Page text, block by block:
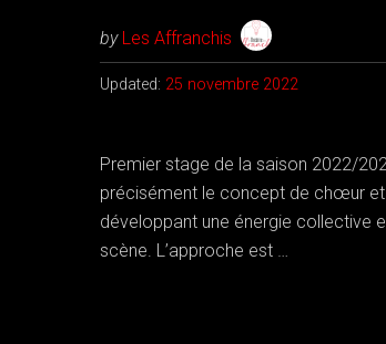
by Les Affranchis
Updated: 25 novembre 2022
Premier stage de la saison 2022/
précisément le concept de chœur et
développant une énergie collective
scène. L’approche est …